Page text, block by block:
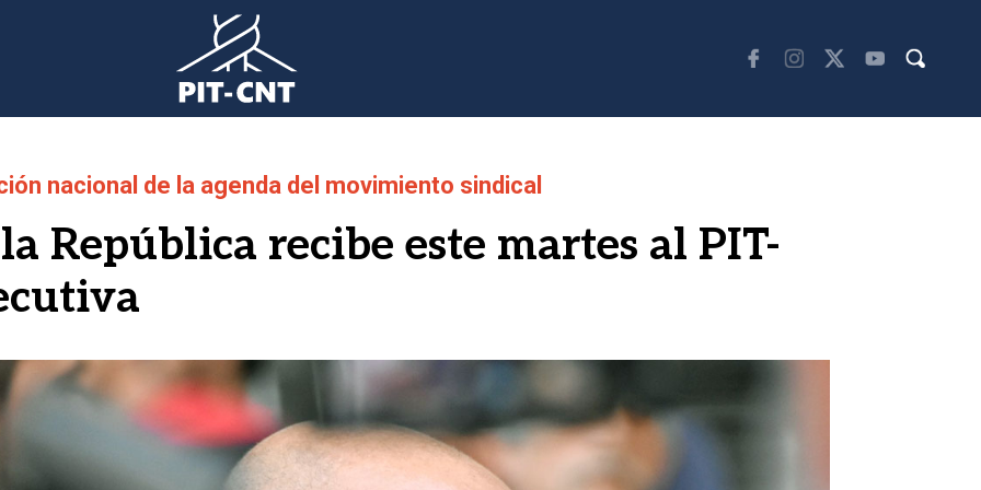
nacional de la agenda del movimiento sindical
República recibe este martes al PIT-